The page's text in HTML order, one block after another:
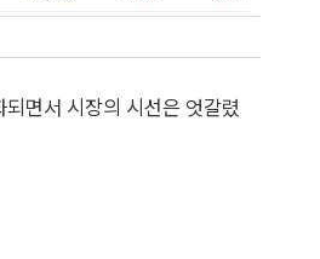
면서 시장의 시선은 엇갈렸